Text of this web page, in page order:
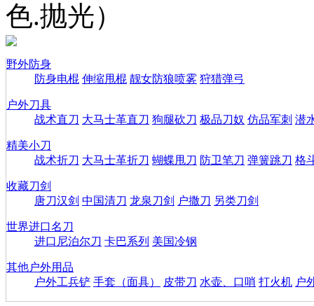
色.抛光）
野外防身
防身电棍 伸缩甩棍 靓女防狼喷雾 狩猎弹弓
户外刀具
战术直刀 大马士革直刀 狗腿砍刀 极品刀奴 仿品军刺 潜
精美小刀
战术折刀 大马士革折刀 蝴蝶甩刀 防卫笔刀 弹簧跳刀 格
收藏刀剑
唐刀汉剑 中国清刀 龙泉刀剑 户撒刀 另类刀剑
世界进口名刀
进口尼泊尔刀 卡巴系列 美国冷钢
其他户外用品
户外工兵铲 手套（面具） 皮带刀 水壶、口哨 打火机 户